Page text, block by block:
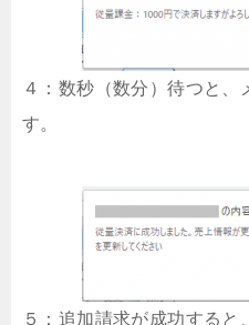
４：数秒（数分）待つと、
す。
５：追加請求が成功する